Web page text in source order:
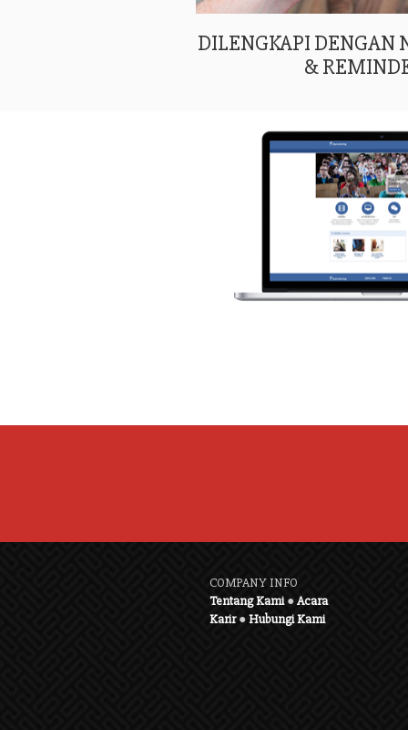
DILENGKAPI DENGAN
&
COMPANY INFO
Tentang Kami●Acara
Karir●Hubungi Kami